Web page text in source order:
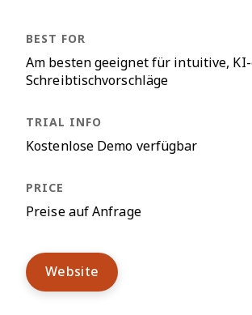
Am besten geeignet für intuitive,
Schreibtischvorschläge
Kostenlose Demo verfügbar
Preise auf Anfrage
Website